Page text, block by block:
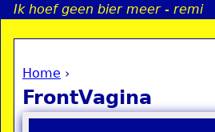
Jump to
Ik hoef geen bier meer - remi
You are here
Home ›
FrontVagina